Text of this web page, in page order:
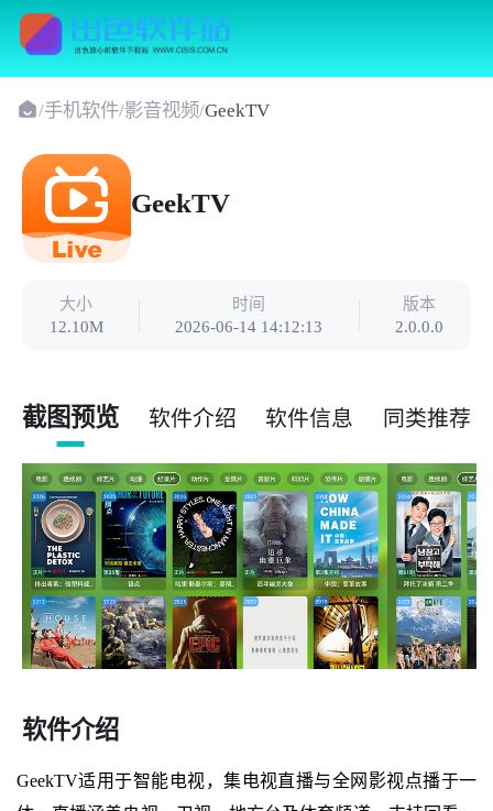
/手机软件/影音视频/GeekTV
GeekTV
大小
12.10M
时间
2026-06-14 14:12:13
版本
2.0.0.0
截图预览 软件介绍 软件信息 同类推荐
软件介绍
GeekTV适用于智能电视，集电视直播与全网影视点播于一